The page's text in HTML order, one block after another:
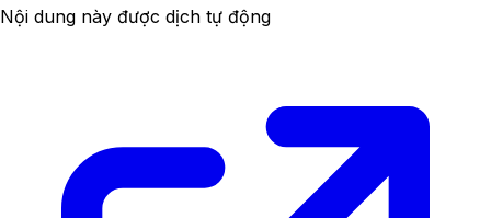
Nội dung này được dịch tự động